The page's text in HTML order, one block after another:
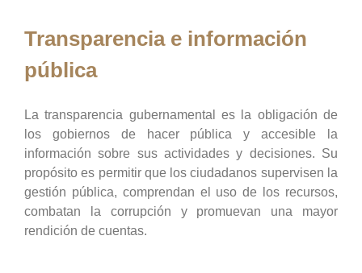
Transparencia e información
pública
La transparencia gubernamental es la obligación de
los gobiernos de hacer pública y accesible la
información sobre sus actividades y decisiones. Su
propósito es permitir que los ciudadanos supervisen la
gestión pública, comprendan el uso de los recursos,
combatan la corrupción y promuevan una mayor
rendición de cuentas.